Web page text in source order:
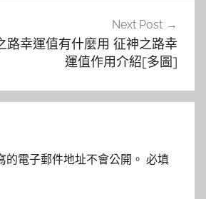
Next Post
路幸運值有什麼用 征神之路幸
運值作用介紹[多圖]
的電子郵件地址不會公開。 必填